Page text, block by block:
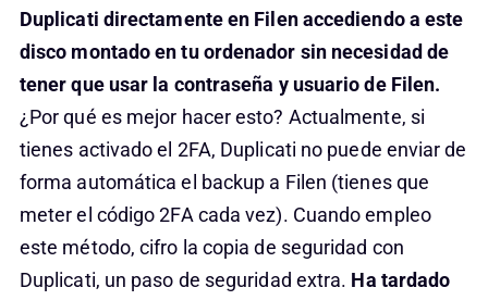
Duplicati directamente en Filen accediendo a este
disco montado en tu ordenador sin necesidad de
tener que usar la contraseña y usuario de Filen.
¿Por qué es mejor hacer esto? Actualmente, si
tienes activado el 2FA, Duplicati no puede enviar de
forma automática el backup a Filen (tienes que
meter el código 2FA cada vez). Cuando empleo
este método, cifro la copia de seguridad con
Duplicati, un paso de seguridad extra. Ha tardado